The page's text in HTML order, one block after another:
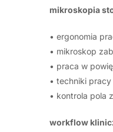
mikroskopia
• ergonomia
• mikroskop
• praca w
• techniki
• kontrola pola
workflow